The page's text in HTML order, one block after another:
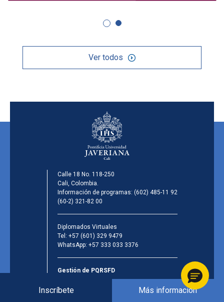
Inscríbete Más información
Ver todos
Calle 18 No. 118-250
Cali, Colombia.
Información de programas: (602) 485-11 92
(60-2) 321-82 00
Diplomados Virtuales
Tel: +57 (601) 329 9479
WhatsApp: +57 333 033 3376
Gestión de PQRSFD